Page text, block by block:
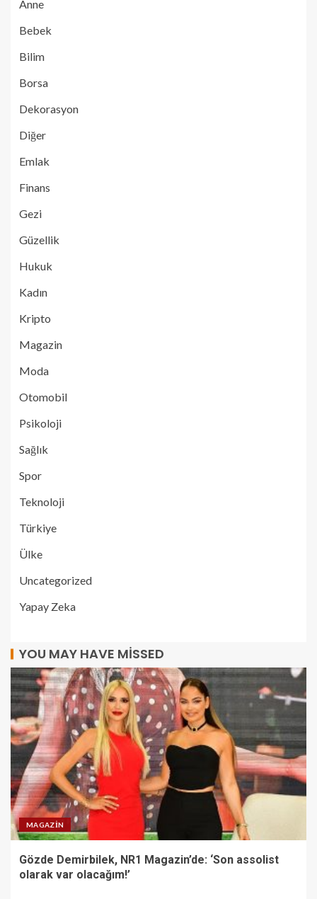
Anne
Bebek
Bilim
Borsa
Dekorasyon
Diğer
Emlak
Finans
Gezi
Güzellik
Hukuk
Kadın
Kripto
Magazin
Moda
Otomobil
Psikoloji
Sağlık
Spor
Teknoloji
Türkiye
Ülke
Uncategorized
Yapay Zeka
YOU MAY HAVE MISSED
MAGAZIN
Gözde Demirbilek, NR1 Magazin’de: ‘Son assolist
olarak var olacağım!’